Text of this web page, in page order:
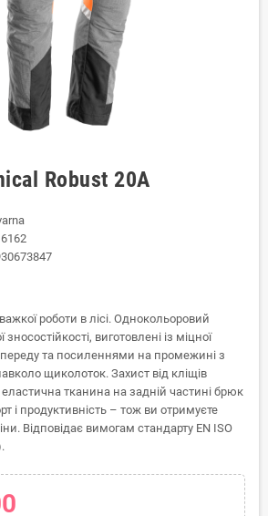
Robust 20A
роботи в лісі. Однокольоровий
виготовлені із міцної
та посиленнями на промежині з
щиколоток. Захист від кліщів
тканина на задній частині брюк
і продуктивність – тож ви отримуєте
Відповідає вимогам стандарту EN ISO